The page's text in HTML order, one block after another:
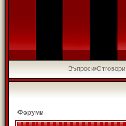
Въпроси/Отговори
Форуми